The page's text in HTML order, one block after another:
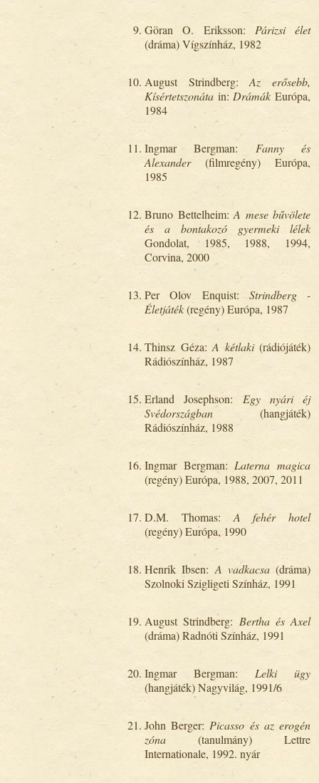
Göran O. Eriksson: Párizsi élet
(dráma) Vígszínház, 1982
August Strindberg:Az erősebb,
Kísértetszonáta in: Drámák Európa,
1984
Ingmar Bergman: Fanny és
Alexander(filmregény) Európa,
1985
Bruno Bettelheim: A mese bűvölete
és a bontakozó gyermeki lélek
Gondolat, 1985, 1988, 1994,
Corvina, 2000
Per Olov Enquist: Strindberg -
Életjáték(regény) Európa, 1987
Thinsz Géza: A kétlaki(rádiójáték)
Rádiószínház, 1987
Erland Josephson: Egy nyári éj
Svédországban (hangjáték)
Rádiószínház, 1988
Ingmar Bergman: Laterna magica
(regény) Európa, 1988, 2007, 2011
D.M. Thomas: A fehér hotel
(regény) Európa, 1990
Henrik Ibsen: A vadkacsa(dráma)
Szolnoki Szigligeti Színház, 1991
August Strindberg: Bertha és Axel
(dráma) Radnóti Színház, 1991
Ingmar Bergman: Lelki ügy
(hangjáték) Nagyvilág, 1991/6
John Berger: Picasso és az erogén
zóna (tanulmány) Lettre
Internationale, 1992. nyár